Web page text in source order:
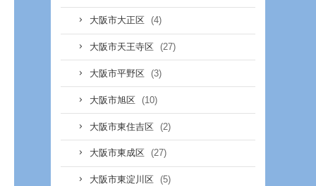
大阪市大正区 (4)
大阪市天王寺区 (27)
大阪市平野区 (3)
大阪市旭区 (10)
大阪市東住吉区 (2)
大阪市東成区 (27)
大阪市東淀川区 (5)